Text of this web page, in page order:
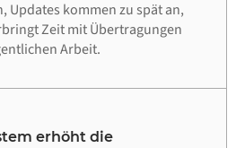
Updates kommen zu spät an,
Zeit mit Übertragungen
Arbeit.
erhöht die